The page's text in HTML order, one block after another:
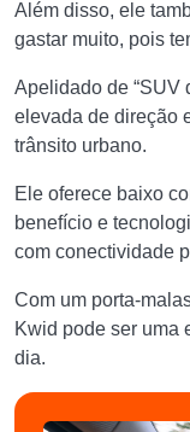
Além disso, ele
gastar muito, pois
Apelidado de “SUV
elevada de direção
trânsito urbano.
Ele oferece baixo
benefício e
com conectividade
Com um porta-
Kwid pode ser uma
dia.